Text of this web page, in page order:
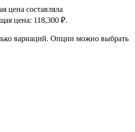
цена составляла
цена: 118,300 ₽.
вариаций. Опции можно выбрать